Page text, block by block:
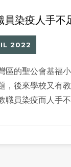
員染疫人手
2022
區的聖公會基福
，後來學校又有
職員染疫而人手